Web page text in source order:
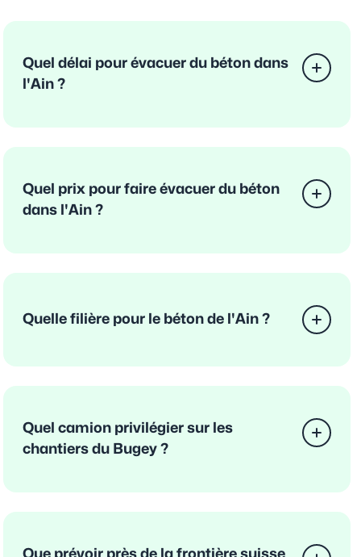
Quel délai pour évacuer du béton dans
l'Ain ?
Quel prix pour faire évacuer du béton
dans l'Ain ?
Quelle filière pour le béton de l'Ain ?
Quel camion privilégier sur les
chantiers du Bugey ?
Que prévoir près de la frontière suisse